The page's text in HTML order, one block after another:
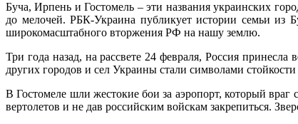
Буча, Ирпень и Гостомель – эти названия украинских
до мелочей. РБК-Украина публикует истории семьи из
широкомасштабного вторжения РФ на нашу землю.
Три года назад, на рассвете 24 февраля, Россия
других городов и сел Украины стали символами
В Гостомеле шли жестокие бои за аэропорт, который
вертолетов и не дав российским войскам закрепиться.